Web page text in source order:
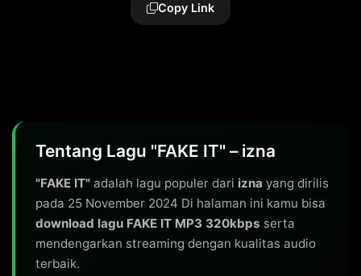
Copy Link
Tentang Lagu "FAKE IT" – izna
"FAKE IT" adalah lagu populer dari izna yang dirilis
pada 25 November 2024 Di halaman ini kamu bisa
download lagu FAKE IT MP3 320kbps serta
mendengarkan streaming dengan kualitas audio
terbaik.